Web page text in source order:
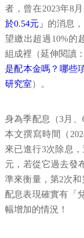
者，曾在2023年8
於0.54元」 的消息
望繳出超過10%的
組成裡（延伸閱讀：
是配本金嗎？哪些
研究室 ）。
身為季配息（3月
本文撰寫時間（
來已進行3次除息
元，若從它過去發
準來衡量，第2次和
配息表現確實有「
幅增加的情況！